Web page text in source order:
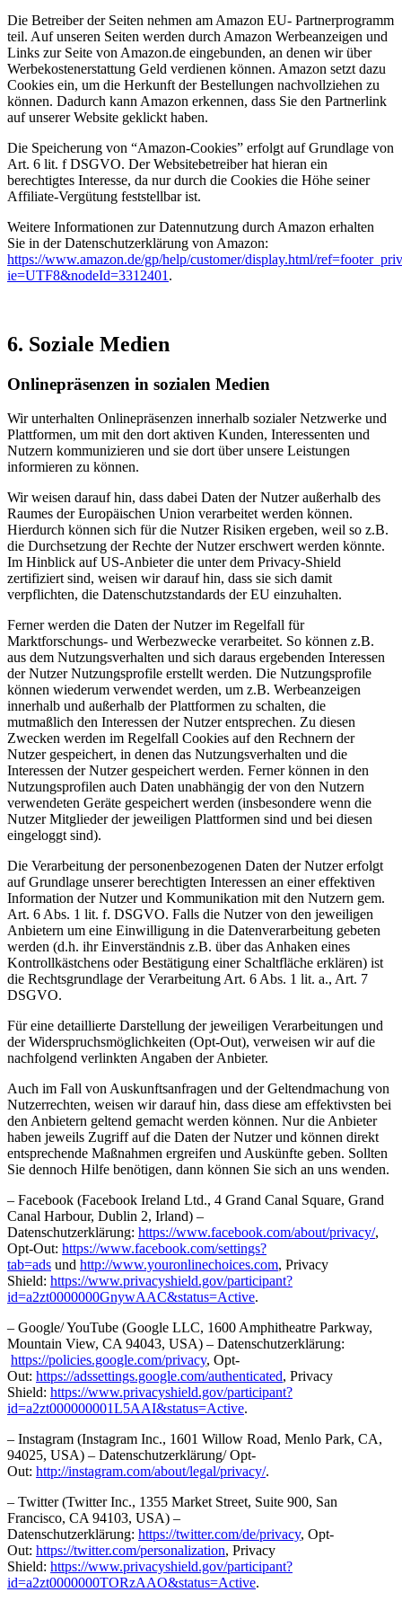
Die Betreiber der Seiten nehmen am Amazon EU- Partnerprogramm
teil. Auf unseren Seiten werden durch Amazon Werbeanzeigen und
Links zur Seite von Amazon.de eingebunden, an denen wir über
Werbekostenerstattung Geld verdienen können. Amazon setzt dazu
Cookies ein, um die Herkunft der Bestellungen nachvollziehen zu
können. Dadurch kann Amazon erkennen, dass Sie den Partnerlink
auf unserer Website geklickt haben.
Die Speicherung von “Amazon-Cookies” erfolgt auf Grundlage von
Art. 6 lit. f DSGVO. Der Websitebetreiber hat hieran ein
berechtigtes Interesse, da nur durch die Cookies die Höhe seiner
Affiliate-Vergütung feststellbar ist.
Weitere Informationen zur Datennutzung durch Amazon erhalten
Sie in der Datenschutzerklärung von Amazon:
https://www.amazon.de/gp/help/customer/display.html/
ie=UTF8&nodeId=3312401 .
6. Soziale Medien
Onlinepräsenzen in sozialen Medien
Wir unterhalten Onlinepräsenzen innerhalb sozialer Netzwerke und
Plattformen, um mit den dort aktiven Kunden, Interessenten und
Nutzern kommunizieren und sie dort über unsere Leistungen
informieren zu können.
Wir weisen darauf hin, dass dabei Daten der Nutzer außerhalb des
Raumes der Europäischen Union verarbeitet werden können.
Hierdurch können sich für die Nutzer Risiken ergeben, weil so z.B.
die Durchsetzung der Rechte der Nutzer erschwert werden könnte.
Im Hinblick auf US-Anbieter die unter dem Privacy-Shield
zertifiziert sind, weisen wir darauf hin, dass sie sich damit
verpflichten, die Datenschutzstandards der EU einzuhalten.
Ferner werden die Daten der Nutzer im Regelfall für
Marktforschungs- und Werbezwecke verarbeitet. So können z.B.
aus dem Nutzungsverhalten und sich daraus ergebenden Interessen
der Nutzer Nutzungsprofile erstellt werden. Die Nutzungsprofile
können wiederum verwendet werden, um z.B. Werbeanzeigen
innerhalb und außerhalb der Plattformen zu schalten, die
mutmaßlich den Interessen der Nutzer entsprechen. Zu diesen
Zwecken werden im Regelfall Cookies auf den Rechnern der
Nutzer gespeichert, in denen das Nutzungsverhalten und die
Interessen der Nutzer gespeichert werden. Ferner können in den
Nutzungsprofilen auch Daten unabhängig der von den Nutzern
verwendeten Geräte gespeichert werden (insbesondere wenn die
Nutzer Mitglieder der jeweiligen Plattformen sind und bei diesen
eingeloggt sind).
Die Verarbeitung der personenbezogenen Daten der Nutzer erfolgt
auf Grundlage unserer berechtigten Interessen an einer effektiven
Information der Nutzer und Kommunikation mit den Nutzern gem.
Art. 6 Abs. 1 lit. f. DSGVO. Falls die Nutzer von den jeweiligen
Anbietern um eine Einwilligung in die Datenverarbeitung gebeten
werden (d.h. ihr Einverständnis z.B. über das Anhaken eines
Kontrollkästchens oder Bestätigung einer Schaltfläche erklären) ist
die Rechtsgrundlage der Verarbeitung Art. 6 Abs. 1 lit. a., Art. 7
DSGVO.
Für eine detaillierte Darstellung der jeweiligen Verarbeitungen und
der Widerspruchsmöglichkeiten (Opt-Out), verweisen wir auf die
nachfolgend verlinkten Angaben der Anbieter.
Auch im Fall von Auskunftsanfragen und der Geltendmachung von
Nutzerrechten, weisen wir darauf hin, dass diese am effektivsten bei
den Anbietern geltend gemacht werden können. Nur die Anbieter
haben jeweils Zugriff auf die Daten der Nutzer und können direkt
entsprechende Maßnahmen ergreifen und Auskünfte geben. Sollten
Sie dennoch Hilfe benötigen, dann können Sie sich an uns wenden.
– Facebook (Facebook Ireland Ltd., 4 Grand Canal Square, Grand
Canal Harbour, Dublin 2, Irland) –
Datenschutzerklärung: https://www.facebook.com/about/privacy/,
Opt-Out: https://www.facebook.com/settings?
tab=ads und http://www.youronlinechoices.com, Privacy
Shield: https://www.privacyshield.gov/participant?
id=a2zt0000000GnywAAC&status=Active.
– Google/ YouTube (Google LLC, 1600 Amphitheatre Parkway,
Mountain View, CA 94043, USA) – Datenschutzerklärung:
https://policies.google.com/privacy, Opt-
Out: https://adssettings.google.com/authenticated, Privacy
Shield: https://www.privacyshield.gov/participant?
id=a2zt000000001L5AAI&status=Active.
– Instagram (Instagram Inc., 1601 Willow Road, Menlo Park, CA,
94025, USA) – Datenschutzerklärung/ Opt-
Out: http://instagram.com/about/legal/privacy/.
– Twitter (Twitter Inc., 1355 Market Street, Suite 900, San
Francisco, CA 94103, USA) –
Datenschutzerklärung: https://twitter.com/de/privacy, Opt-
Out: https://twitter.com/personalization, Privacy
Shield: https://www.privacyshield.gov/participant?
id=a2zt0000000TORzAAO&status=Active.